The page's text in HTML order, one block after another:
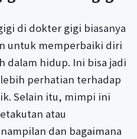
di dokter gigi biasanya
untuk memperbaiki diri
dalam hidup. Ini bisa jadi
perhatian terhadap
Selain itu, mimpi ini
atau
dan bagaimana